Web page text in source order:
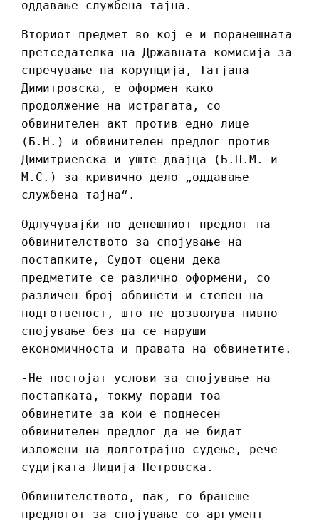
оддавање службена тајна.
Вториот предмет во кој е и поранешната
претседателка на Државната комисија за
спречување на корупција, Татјана
Димитровска, е оформен како
продолжение на истрагата, со
обвинителен акт против едно лице
(Б.Н.) и обвинителен предлог против
Димитриевска и уште двајца (Б.П.М. и
М.С.) за кривично дело „оддавање
службена тајна“.
Одлучувајќи по денешниот предлог на
обвинителството за спојување на
постапките, Судот оцени дека
предметите се различно оформени, со
различен број обвинети и степен на
подготвеност, што не дозволува нивно
спојување без да се наруши
економичноста и правата на обвинетите.
-Не постојат услови за спојување на
постапката, токму поради тоа
обвинетите за кои е поднесен
обвинителен предлог да не бидат
изложени на долготрајно судење, рече
судијката Лидија Петровска.
Обвинителството, пак, го бранеше
предлогот за спојување со аргумент